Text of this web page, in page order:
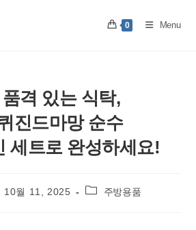
0 Menu
격 있는 식탁,
진드마망 순수
세트로 완성하세요!
10월 11, 2025
Post
주방용품